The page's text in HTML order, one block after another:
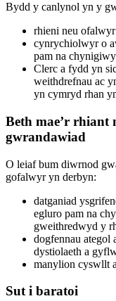
Bydd y canlynol yn y
rhieni neu
cynrychiolwyr o
pam na
Clerc a fydd yn
weithdrefnau ac
yn cymryd rhan
Beth mae’r rhiant
gwrandawiad
O leiaf bum diwrnod
gofalwyr yn derbyn:
datganiad
egluro pam na
gweithredwyd y
dogfennau ategol
dystiolaeth a
manylion cyswllt
Sut i baratoi